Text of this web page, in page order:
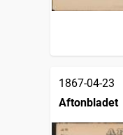
1867-04-23
Aftonbladet